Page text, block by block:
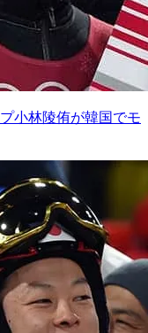
小林陵侑が韓国でモ